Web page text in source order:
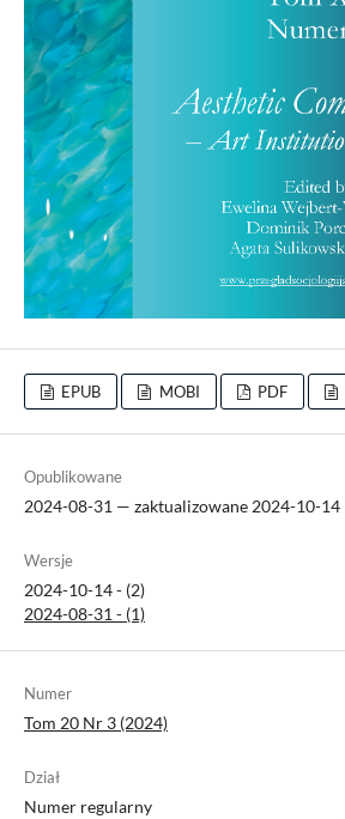
EPUB MOBI PDF
Opublikowane
2024-08-31 — zaktualizowane 2024-10-14
Wersje
2024-10-14 - (2)
2024-08-31 - (1)
Numer
Tom 20 Nr 3 (2024)
Dział
Numer regularny